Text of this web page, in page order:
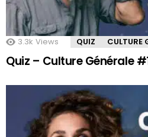
3.3k Views QUIZ CULTURE
Quiz – Culture Générale